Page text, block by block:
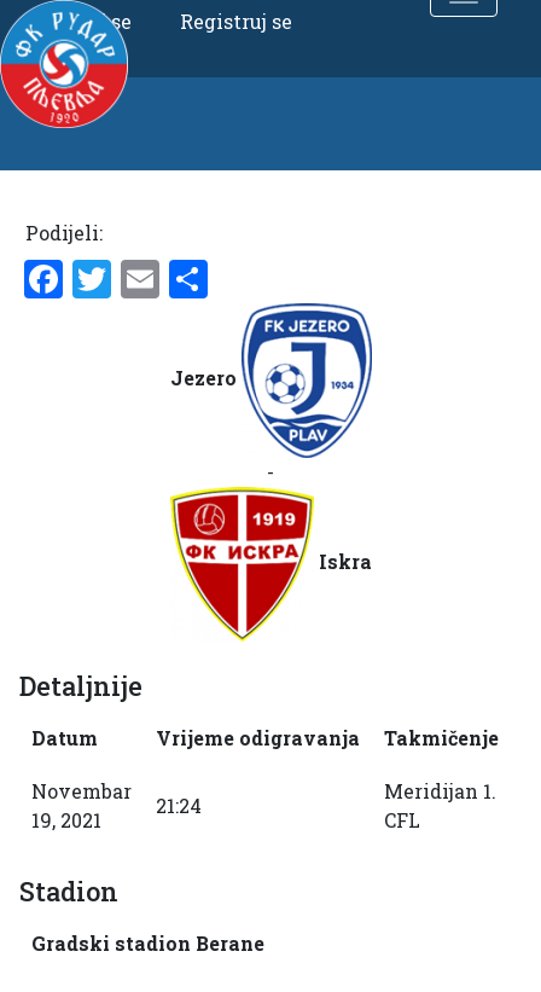
Uloguj se Registruj se
Podijeli:
Facebook
Twitter
Email
Jezero
-
Iskra
Detaljnije
Datum Vrijeme odigravanja Takmičenje
Novembar
19, 2021
21:24
Meridijan 1.
CFL
Stadion
Gradski stadion Berane